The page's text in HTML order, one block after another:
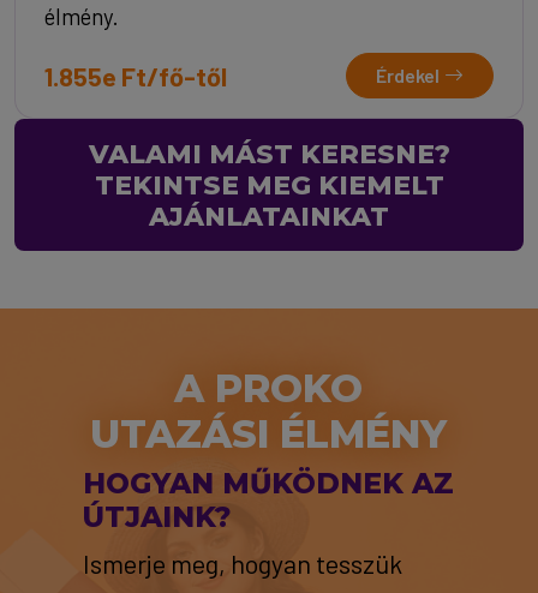
élmény.
1.855e Ft/fő-től Érdekel
VALAMI MÁST KERESNE?
TEKINTSE MEG KIEMELT
AJÁNLATAINKAT
A PROKO
UTAZÁSI ÉLMÉNY
HOGYAN MŰKÖDNEK AZ
ÚTJAINK?
Ismerje meg, hogyan tesszük